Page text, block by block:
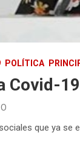
POLÍTICA
Covid-
que ya se